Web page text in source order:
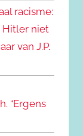
racisme:
Hitler niet
van J.P.
“Ergens